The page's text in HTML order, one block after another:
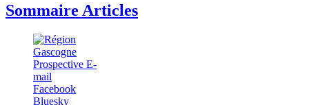
Sommaire Articles